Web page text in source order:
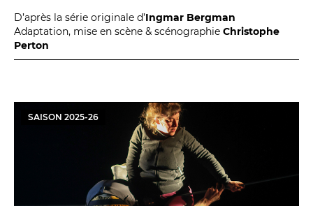
D’après la série originale d’Ingmar Bergman
Adaptation, mise en scène & scénographie Christophe
Perton
SAISON 2025-26